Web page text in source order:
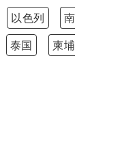
以色列
南
泰国
柬埔